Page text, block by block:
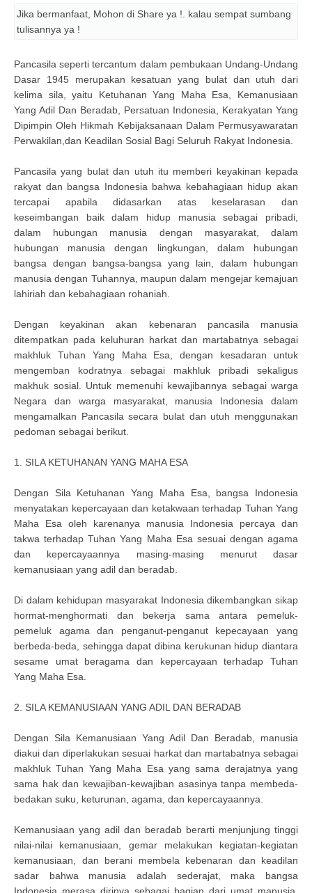
Jika bermanfaat, Mohon di Share ya !. kalau sempat sumbang
tulisannya ya !
Pancasila seperti tercantum dalam pembukaan Undang-Undang
Dasar 1945 merupakan kesatuan yang bulat dan utuh dari
kelima sila, yaitu Ketuhanan Yang Maha Esa, Kemanusiaan
Yang Adil Dan Beradab, Persatuan Indonesia, Kerakyatan Yang
Dipimpin Oleh Hikmah Kebijaksanaan Dalam Permusyawaratan
Perwakilan,dan Keadilan Sosial Bagi Seluruh Rakyat Indonesia.
Pancasila yang bulat dan utuh itu memberi keyakinan kepada
rakyat dan bangsa Indonesia bahwa kebahagiaan hidup akan
tercapai apabila didasarkan atas keselarasan dan
keseimbangan baik dalam hidup manusia sebagai pribadi,
dalam hubungan manusia dengan masyarakat, dalam
hubungan manusia dengan lingkungan, dalam hubungan
bangsa dengan bangsa-bangsa yang lain, dalam hubungan
manusia dengan Tuhannya, maupun dalam mengejar kemajuan
lahiriah dan kebahagiaan rohaniah.
Dengan keyakinan akan kebenaran pancasila manusia
ditempatkan pada keluhuran harkat dan martabatnya sebagai
makhluk Tuhan Yang Maha Esa, dengan kesadaran untuk
mengemban kodratnya sebagai makhluk pribadi sekaligus
makhuk sosial. Untuk memenuhi kewajibannya sebagai warga
Negara dan warga masyarakat, manusia Indonesia dalam
mengamalkan Pancasila secara bulat dan utuh menggunakan
pedoman sebagai berikut.
1. SILA KETUHANAN YANG MAHA ESA
Dengan Sila Ketuhanan Yang Maha Esa, bangsa Indonesia
menyatakan kepercayaan dan ketakwaan terhadap Tuhan Yang
Maha Esa oleh karenanya manusia Indonesia percaya dan
takwa terhadap Tuhan Yang Maha Esa sesuai dengan agama
dan kepercayaannya masing-masing menurut dasar
kemanusiaan yang adil dan beradab.
Di dalam kehidupan masyarakat Indonesia dikembangkan sikap
hormat-menghormati dan bekerja sama antara pemeluk-
pemeluk agama dan penganut-penganut kepecayaan yang
berbeda-beda, sehingga dapat dibina kerukunan hidup diantara
sesame umat beragama dan kepercayaan terhadap Tuhan
Yang Maha Esa.
2. SILA KEMANUSIAAN YANG ADIL DAN BERADAB
Dengan Sila Kemanusiaan Yang Adil Dan Beradab, manusia
diakui dan diperlakukan sesuai harkat dan martabatnya sebagai
makhluk Tuhan Yang Maha Esa yang sama derajatnya yang
sama hak dan kewajiban-kewajiban asasinya tanpa membeda-
bedakan suku, keturunan, agama, dan kepercayaannya.
Kemanusiaan yang adil dan beradab berarti menjunjung tinggi
nilai-nilai kemanusiaan, gemar melakukan kegiatan-kegiatan
kemanusiaan, dan berani membela kebenaran dan keadilan
sadar bahwa manusia adalah sederajat, maka bangsa